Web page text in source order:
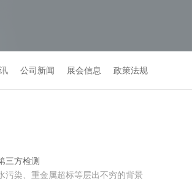
公司新闻 展会信息 政策法规
三方检测
污染、重金属超标等层出不穷的背景